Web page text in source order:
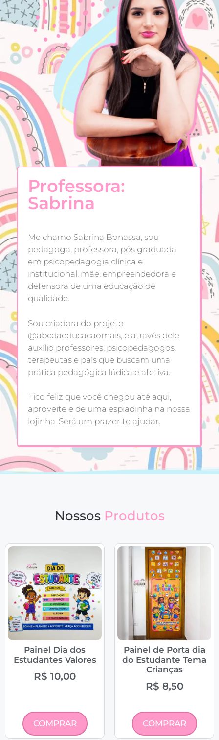
Professora:
Sabrina
Me chamo Sabrina Bonassa, sou
pedagoga, professora, pós graduada
em psicopedagogia clínica e
institucional, mãe, empreendedora e
defensora de uma educação de
qualidade.
Sou criadora do projeto
@abcdaeducacaomais, e através dele
auxílio professores, psicopedagogos,
terapeutas e pais que buscam uma
prática pedagógica lúdica e afetiva.
Fico feliz que você chegou até aqui,
aproveite e de uma espiadinha na nossa
lojinha. Será um prazer te ajudar.
Nossos Produtos
Painel Dia dos
Estudantes Valores
R$ 10,00
COMPRAR
Painel de Porta dia
do Estudante Tema
Crianças
R$ 8,50
COMPRAR